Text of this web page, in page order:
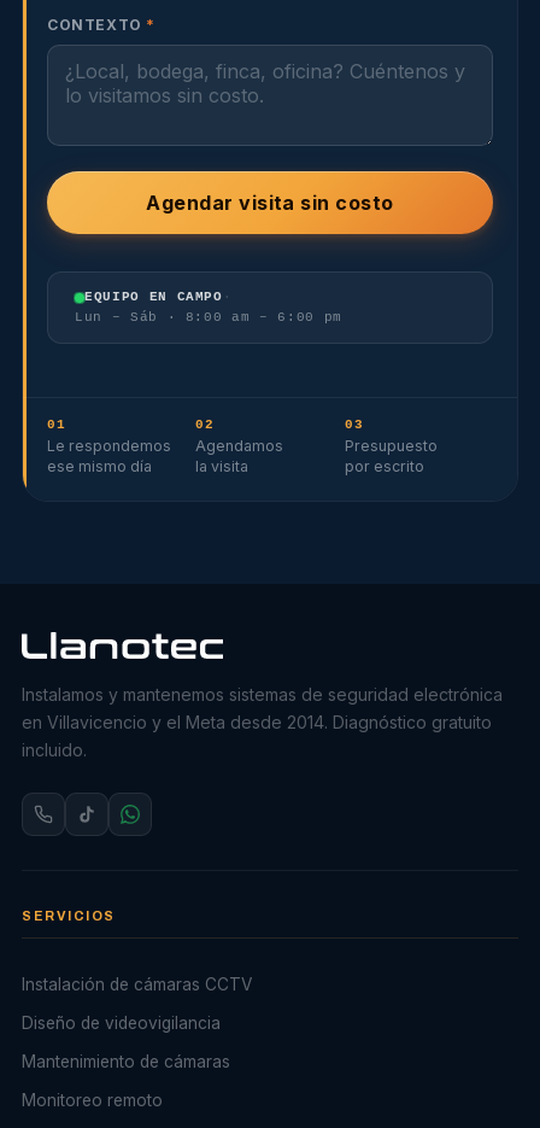
CONTEXTO *
Agendar visita sin costo
EQUIPO EN CAMPO ·
Lun – Sáb · 8:00 am – 6:00 pm
01
Le respondemos
ese mismo día
02
Agendamos
la visita
03
Presupuesto
por escrito
Instalamos y mantenemos sistemas de seguridad electrónica
en Villavicencio y el Meta desde 2014. Diagnóstico gratuito
incluido.
SERVICIOS
Instalación de cámaras CCTV
Diseño de videovigilancia
Mantenimiento de cámaras
Monitoreo remoto